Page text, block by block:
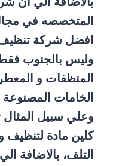
المتخصصه في
افضل شركة تنظيف
وليس بالجنوب
المنظفات و
الخامات
وعلي سبيل المثال
كلين مادة لتنظيف
التلف، بالاضافة